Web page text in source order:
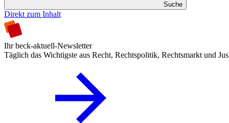
Suche
Direkt zum Inhalt
Ihr beck-aktuell-Newsletter
Täglich das Wichtigste aus Recht, Rechtspolitik, Rechtsmarkt und